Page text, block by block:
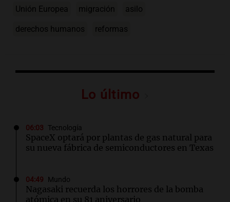
Unión Europea migración asilo
derechos humanos reformas
Lo último
06:03 Tecnología
SpaceX optará por plantas de gas natural para
su nueva fábrica de semiconductores en Texas
04:49 Mundo
Nagasaki recuerda los horrores de la bomba
atómica en su 81 aniversario